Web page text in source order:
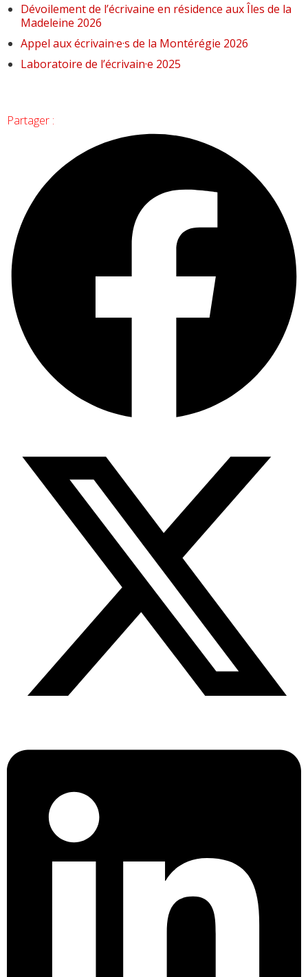
Dévoilement de l’écrivaine en résidence aux Îles de la
Madeleine 2026
Appel aux écrivain·e·s de la Montérégie 2026
Laboratoire de l’écrivain·e 2025
Partager :